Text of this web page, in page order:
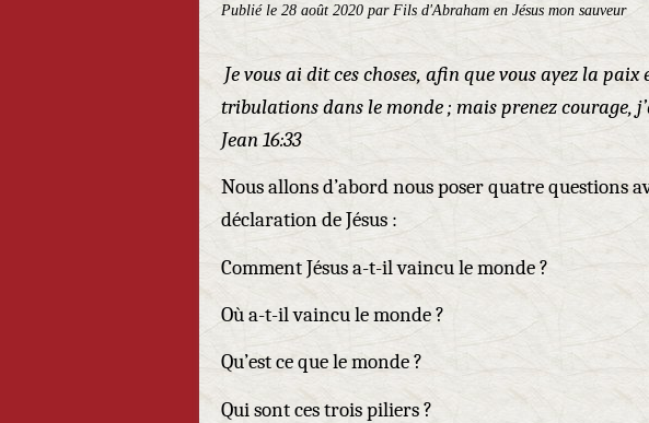
Publié le 28 août 2020 par Fils d'Abraham en Jésus mon sauveur
Je vous ai dit ces choses, afin que vous ayez la paix
tribulations dans le monde ; mais prenez courage,
Jean 16:33
Nous allons d’abord nous poser quatre questions
déclaration de Jésus :
Comment Jésus a-t-il vaincu le monde ?
Où a-t-il vaincu le monde ?
Qu’est ce que le monde ?
Qui sont ces trois piliers ?